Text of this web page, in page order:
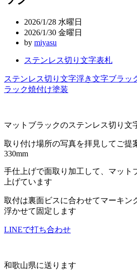
ン
2026/1/28 水曜日
2026/1/30 金曜日
by miyasu
ステンレス切り文字表札
ステンレス切り文字浮き文字ブラッ
ラック焼付け塗装
マットブラックのステンレス切り文
取り付け場所の写真を拝見してご
330mm
手仕上げで面取り加工して、マット
上げています
取付は裏面ビスに合わせてマーキン
浮かせて固定します
LINEで打ち合わせ
和歌山県に送ります